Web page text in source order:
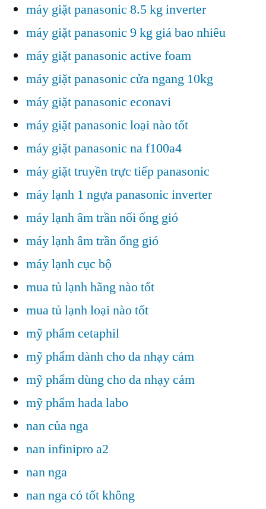
máy giặt panasonic 8.5 kg inverter
máy giặt panasonic 9 kg giá bao nhiêu
máy giặt panasonic active foam
máy giặt panasonic cửa ngang 10kg
máy giặt panasonic econavi
máy giặt panasonic loại nào tốt
máy giặt panasonic na f100a4
máy giặt truyền trực tiếp panasonic
máy lạnh 1 ngựa panasonic inverter
máy lạnh âm trần nối ống gió
máy lạnh âm trần ống gió
máy lạnh cục bộ
mua tủ lạnh hãng nào tốt
mua tủ lạnh loại nào tốt
mỹ phẩm cetaphil
mỹ phẩm dành cho da nhạy cảm
mỹ phẩm dùng cho da nhạy cảm
mỹ phẩm hada labo
nan của nga
nan infinipro a2
nan nga
nan nga có tốt không